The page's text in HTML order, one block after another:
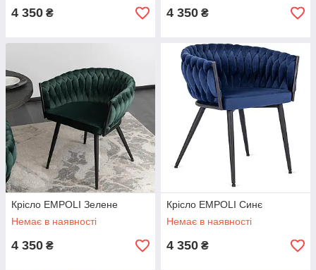
4 350 ₴ 4 350 ₴
Крісло EMPOLI Зелене
Немає в наявності
4 350 ₴
Крісло EMPOLI Синє
Немає в наявності
4 350 ₴